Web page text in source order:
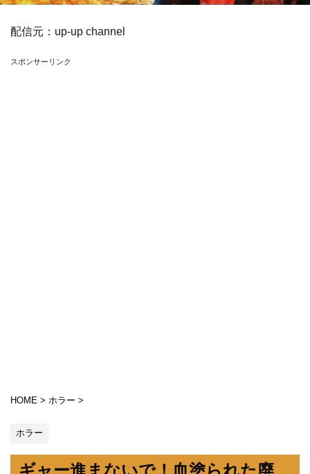
配信元： up-up channel
スポンサーリンク
HOME > ホラー >
ホラー
ギャー進まないで！血塗られた廃